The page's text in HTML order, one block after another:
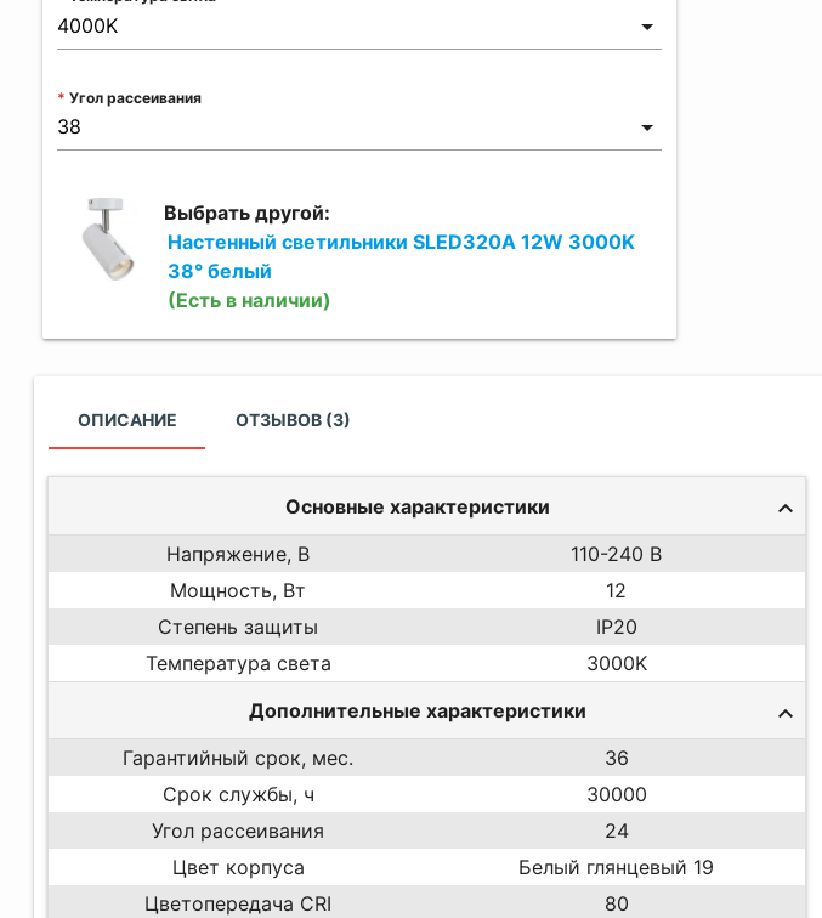
Угол рассеивания
Выбрать другой:
Настенный светильники SLED320A 12W 3000K
38° белый
(Есть в наличии)
ОПИСАНИЕ ОТЗЫВОВ (3)
Основные характеристики
Напряжение, В
110-240 В
Мощность, Вт
12
Степень защиты
IP20
Температура света
3000K
Дополнительные характеристики
Гарантийный срок, мес.
36
Срок службы, ч
30000
Угол рассеивания
24
Цвет корпуса
Белый глянцевый 19
Цветопередача CRI
80